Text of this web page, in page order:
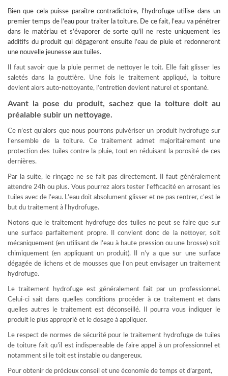
Bien que cela puisse paraître contradictoire, l’hydrofuge utilise dans un
premier temps de l’eau pour traiter la toiture. De ce fait, l’eau va pénétrer
dans le matériau et s’évaporer de sorte qu’il ne reste uniquement les
additifs du produit qui dégageront ensuite l’eau de pluie et redonneront
une nouvelle jeunesse aux tuiles.
Il faut savoir que la pluie permet de nettoyer le toit. Elle fait glisser les
saletés dans la gouttière. Une fois le traitement appliqué, la toiture
devient alors auto-nettoyante, l’entretien devient naturel et spontané.
Avant la pose du produit, sachez que la toiture doit au
préalable subir un nettoyage.
Ce n’est qu’alors que nous pourrons pulvériser un produit hydrofuge sur
l’ensemble de la toiture. Ce traitement admet majoritairement une
protection des tuiles contre la pluie, tout en réduisant la porosité de ces
dernières.
Par la suite, le rinçage ne se fait pas directement. Il faut généralement
attendre 24h ou plus. Vous pourrez alors tester l’efficacité en arrosant les
tuiles avec de l’eau. L’eau doit absolument glisser et ne pas rentrer, c’est le
but du traitement à l’hydrofuge.
Notons que le traitement hydrofuge des tuiles ne peut se faire que sur
une surface parfaitement propre. Il convient donc de la nettoyer, soit
mécaniquement (en utilisant de l’eau à haute pression ou une brosse) soit
chimiquement (en appliquant un produit). Il n’y a que sur une surface
dégagée de lichens et de mousses que l’on peut envisager un traitement
hydrofuge.
Le traitement hydrofuge est généralement fait par un professionnel.
Celui-ci sait dans quelles conditions procéder à ce traitement et dans
quelles autres le traitement est déconseillé. Il pourra vous indiquer le
produit le plus approprié et le dosage à appliquer.
Le respect de normes de sécurité pour le traitement hydrofuge de tuiles
de toiture fait qu’il est indispensable de faire appel à un professionnel et
notamment si le toit est instable ou dangereux.
Pour obtenir de précieux conseil et une économie de temps et d’argent,